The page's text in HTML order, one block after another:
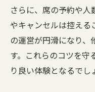
さらに、席の予約や
やキャンセルは控える
の運営が円滑になり、
す。これらのコツを守
り良い体験となるでし